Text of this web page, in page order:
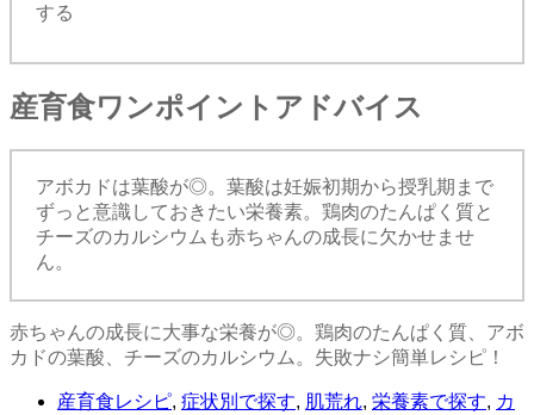
する
産育食ワンポイントアドバイス
アボカドは葉酸が◎。葉酸は妊娠初期から授乳期まで
ずっと意識しておきたい栄養素。鶏肉のたんぱく質と
チーズのカルシウムも赤ちゃんの成長に欠かせませ
ん。
赤ちゃんの成長に大事な栄養が◎。鶏肉のたんぱく質、アボ
カドの葉酸、チーズのカルシウム。失敗ナシ簡単レシピ！
産育食レシピ, 症状別で探す, 肌荒れ, 栄養素で探す, カ